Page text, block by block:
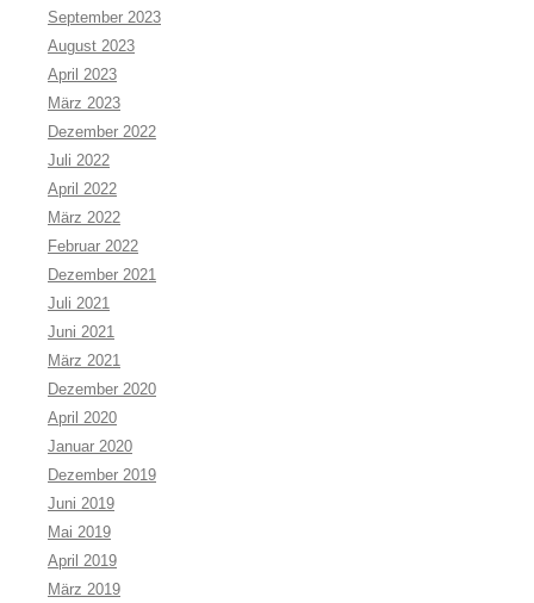
September 2023
August 2023
April 2023
März 2023
Dezember 2022
Juli 2022
April 2022
März 2022
Februar 2022
Dezember 2021
Juli 2021
Juni 2021
März 2021
Dezember 2020
April 2020
Januar 2020
Dezember 2019
Juni 2019
Mai 2019
April 2019
März 2019